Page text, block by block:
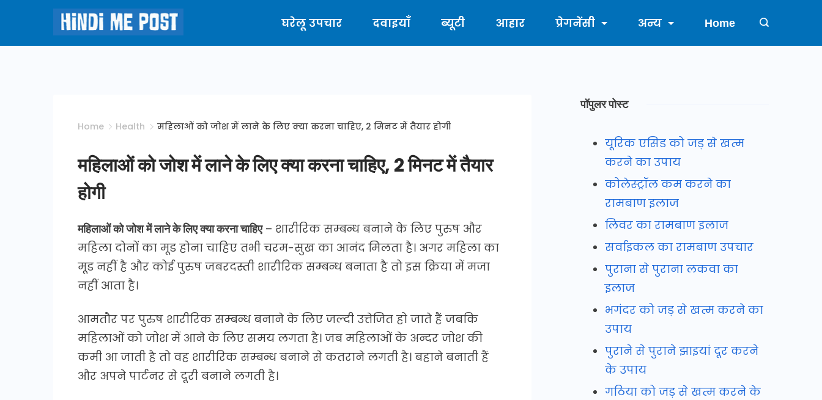
content
Hindi
घरेलू उपचार दवाइयाँ ब्यूटी आहार प्रेगनेंसी अन्य Home
Home Health महिलाओं को जोश में लाने के लिए क्या करना चाहिए, 2 मिनट में तैयार होगी
महिलाओं को जोश में लाने के लिए क्या करना चाहिए, 2 मिनट में तैयार
होगी
महिलाओं को जोश में लाने के लिए क्या करना चाहिए– शारीरिक सम्बन्ध बनाने के लिए पुरुष और
महिला दोनों का मूड होना चाहिए तभी चरम-सुख का आनंद मिलता है। अगर महिला का
मूड नहीं है और कोई पुरुष जबरदस्ती शारीरिक सम्बन्ध बनाता है तो इस क्रिया में मजा
नहीं आता है।
आमतौर पर पुरुष शारीरिक सम्बन्ध बनाने के लिए जल्दी उत्तेजित हो जाते हैं जबकि
महिलाओं को जोश में आने के लिए समय लगता है। जब महिलाओं के अन्दर जोश की
कमी आ जाती है तो वह शारीरिक सम्बन्ध बनाने से कतराने लगती है। बहाने बनाती हैं
और अपने पार्टनर से दूरी बनाने लगती है।
पॉपुलर पोस्ट
यूरिक एसिड को जड़ से खत्म
करने का उपाय
कोलेस्ट्रॉल कम करने का
रामबाण इलाज
लिवर का रामबाण इलाज
सर्वाइकल का रामबाण उपचार
पुराना से पुराना लकवा का
इलाज
भगंदर को जड़ से खत्म करने का
उपाय
पुराने से पुराने झाइयां दूर करने
के उपाय
गठिया को जड़ से खत्म करने के